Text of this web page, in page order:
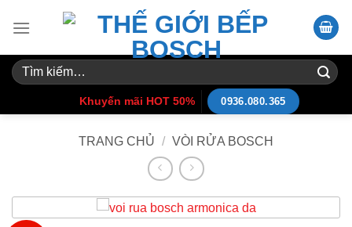
Tìm
kiếm:
Khuyến mãi HOT 50% 0936.080.365
TRANG CHỦ / VÒI RỬA BOSCH